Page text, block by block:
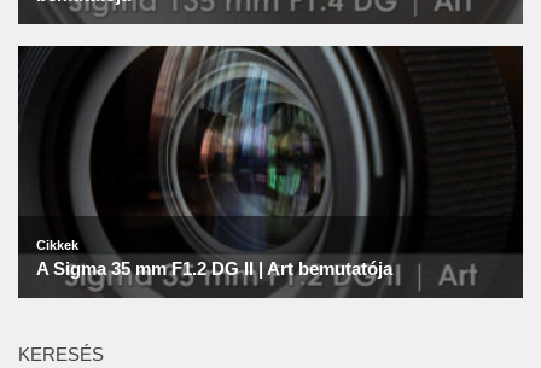
KERESÉS